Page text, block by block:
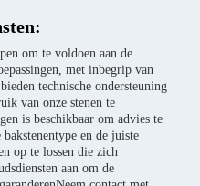
om te voldoen aan de
met inbegrip van
technische ondersteuning
van onze stenen te
is beschikbaar om advies te
en de juiste
op te lossen die zich
aan om de